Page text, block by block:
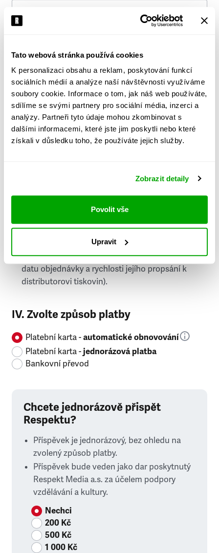
Tato webová stránka používá cookies
K personalizaci obsahu a reklam, poskytování funkcí
sociálních médií a analýze naší návštěvnosti využíváme
soubory cookie. Informace o tom, jak náš web používáte,
sdílíme se svými partnery pro sociální média, inzerci a
analýzy. Partneři tyto údaje mohou zkombinovat s
dalšími informacemi, které jste jim poskytli nebo které
získali v důsledku toho, že používáte jejich služby.
Zobrazit detaily
Povolit vše
Upravit
Ulice
Město
PSČ
Stát
doručování týdeníku Respekt v tištěné verzi, na
první vydání ve vaší schránce se můžete těšit
příští, nejpozději přespříští týden (v závislosti na
datu objednávky a rychlosti jejího propsání k
distributorovi tiskovin).
IV. Zvolte způsob platby
Platební karta -automatické obnovování
Platební karta -jednorázová platba
Bankovní převod
Chcete jednorázově přispět
Respektu?
Příspěvek je jednorázový, bez ohledu na
zvolený způsob platby.
Příspěvek bude veden jako dar poskytnutý
Respekt Media a.s. za účelem podpory
vzdělávání a kultury.
Nechci
200 Kč
500 Kč
1 000 Kč